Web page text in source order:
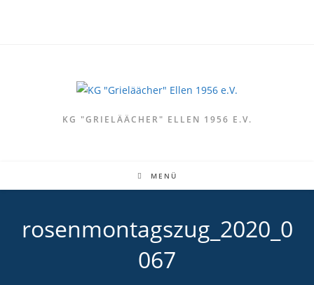
KG "GRIELÄÄCHER" ELLEN 1956 E.V.
MENÜ
rosenmontagszug_2020_0
067